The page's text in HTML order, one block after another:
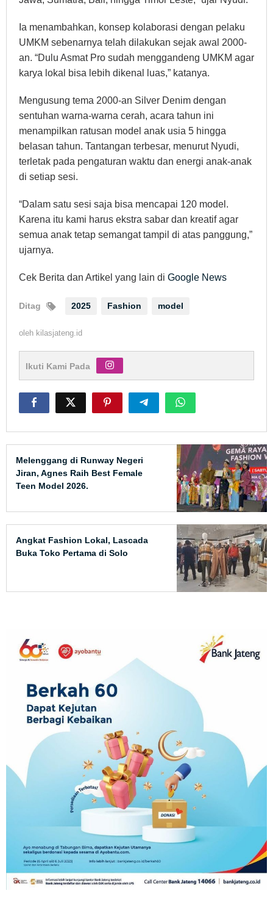
Ia menambahkan, konsep kolaborasi dengan pelaku
UMKM sebenarnya telah dilakukan sejak awal 2000-
an. “Dulu Asmat Pro sudah menggandeng UMKM agar
karya lokal bisa lebih dikenal luas,” katanya.
Mengusung tema 2000-an Silver Denim dengan
sentuhan warna-warna cerah, acara tahun ini
menampilkan ratusan model anak usia 5 hingga
belasan tahun. Tantangan terbesar, menurut Nyudi,
terletak pada pengaturan waktu dan energi anak-anak
di setiap sesi.
“Dalam satu sesi saja bisa mencapai 120 model.
Karena itu kami harus ekstra sabar dan kreatif agar
semua anak tetap semangat tampil di atas panggung,”
ujarnya.
Cek Berita dan Artikel yang lain di Google News
Ditag 2025 Fashion model
oleh kilasjateng.id
Ikuti Kami Pada
Melenggang di Runway Negeri
Jiran, Agnes Raih Best Female
Teen Model 2026.
Angkat Fashion Lokal, Lascada
Buka Toko Pertama di Solo